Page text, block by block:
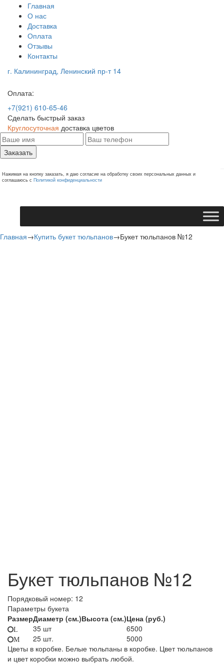
Главная
О нас
Доставка
Оплата
Отзывы
Контакты
г. Калининград, Ленинский пр-т 14
Оплата:
+7(921) 610-65-46
Сделать быстрый заказ
Круглосуточная доставка цветов
Заказать
Нажимая на кнопку заказать, я даю согласие на обработку своих персональных данных и
соглашаюсь с Политикой конфиденциальности
Главная→Купить букет тюльпанов→Букет тюльпанов №12
Букет тюльпанов №12
Порядковый номер: 12
Параметры букета
РазмерДиаметр (см.)Высота (см.)Цена (руб.)
L 35 шт 6500
M 25 шт.
5000
Цветы в коробке. Белые тюльпаны в коробке. Цвет тюльпанов
и цвет коробки можно выбрать любой.